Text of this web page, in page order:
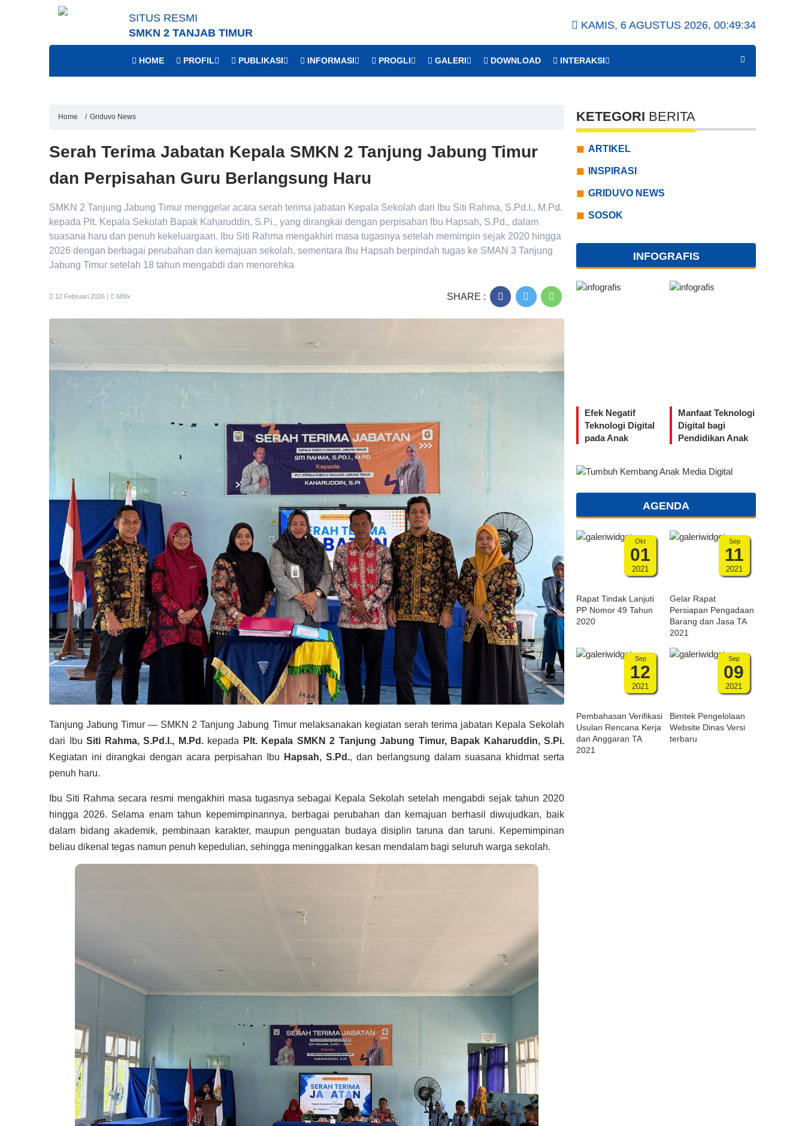
SITUS RESMI
SMKN 2 TANJAB TIMUR
KAMIS, 6 AGUSTUS 2026, 00:49:35
HOME PROFIL PUBLIKASI INFORMASI PROGLI GALERI DOWNLOAD INTERAKSI
Home Griduvo News
Serah Terima Jabatan Kepala SMKN 2 Tanjung Jabung Timur
dan Perpisahan Guru Berlangsung Haru
SMKN 2 Tanjung Jabung Timur menggelar acara serah terima jabatan Kepala Sekolah dari Ibu Siti Rahma, S.Pd.I., M.Pd.
kepada Plt. Kepala Sekolah Bapak Kaharuddin, S.Pi., yang dirangkai dengan perpisahan Ibu Hapsah, S.Pd., dalam
suasana haru dan penuh kekeluargaan. Ibu Siti Rahma mengakhiri masa tugasnya setelah memimpin sejak 2020 hingga
2026 dengan berbagai perubahan dan kemajuan sekolah, sementara Ibu Hapsah berpindah tugas ke SMAN 3 Tanjung
Jabung Timur setelah 18 tahun mengabdi dan menorehka
12 Februari 2026 | 689x SHARE :
Tanjung Jabung Timur — SMKN 2 Tanjung Jabung Timurmelaksanakan kegiatan serah terima jabatan Kepala Sekolah
dari Ibu Siti Rahma, S.Pd.I., M.Pd.kepada
Plt. Kepala SMKN 2 Tanjung Jabung Timur, Bapak Kaharuddin, S.Pi.
Kegiatan ini dirangkai dengan acara perpisahan Ibu
Hapsah, S.Pd., dan berlangsung dalam suasana khidmat serta
penuh haru.
Ibu Siti Rahma secara resmi mengakhiri masa tugasnya sebagai Kepala Sekolah setelah mengabdi sejak tahun 2020
hingga 2026. Selama enam tahun kepemimpinannya, berbagai perubahan dan kemajuan berhasil diwujudkan, baik
dalam bidang akademik, pembinaan karakter, maupun penguatan budaya disiplin taruna dan taruni. Kepemimpinan
beliau dikenal tegas namun penuh kepedulian, sehingga meninggalkan kesan mendalam bagi seluruh warga sekolah.
KETEGORI BERITA
ARTIKEL
INSPIRASI
GRIDUVO NEWS
SOSOK
INFOGRAFIS
Efek Negatif
Teknologi Digital
pada Anak
Manfaat Teknologi
Digital bagi
Pendidikan Anak
AGENDA
Okt
01
2021
Rapat Tindak Lanjuti
PP Nomor 49 Tahun
2020
Sep
11
2021
Gelar Rapat
Persiapan Pengadaan
Barang dan Jasa TA
2021
Sep
12
2021
Pembahasan Verifikasi
Usulan Rencana Kerja
dan Anggaran TA
2021
Sep
09
2021
Bimtek Pengelolaan
Website Dinas Versi
terbaru